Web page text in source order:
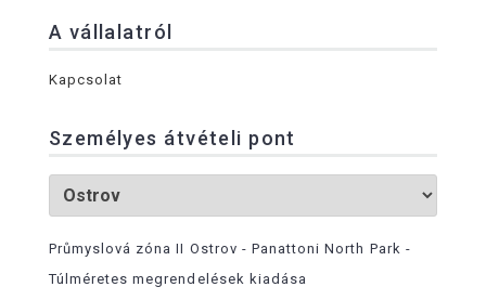
A vállalatról
Kapcsolat
Személyes átvételi pont
Průmyslová zóna II Ostrov - Panattoni North Park -
Túlméretes megrendelések kiadása